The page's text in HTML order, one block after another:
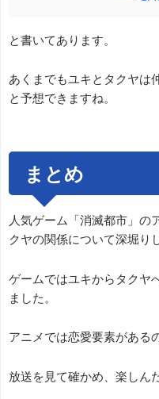
と書いてあります。
あくまでもユキとタクヤは
と予想できますね。
まとめ
人気ゲーム「消滅都市」の
クヤの関係について深堀り
ゲームではユキからタクヤ
ました。
アニメでは恋愛要素がある
放送を見て確かめ、楽しん